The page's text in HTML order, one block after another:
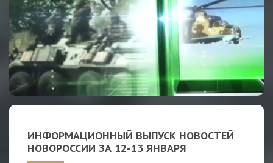
ИНФОРМАЦИОННЫЙ ВЫПУСК НОВОСТЕЙ
НОВОРОССИИ ЗА 12-13 ЯНВАРЯ